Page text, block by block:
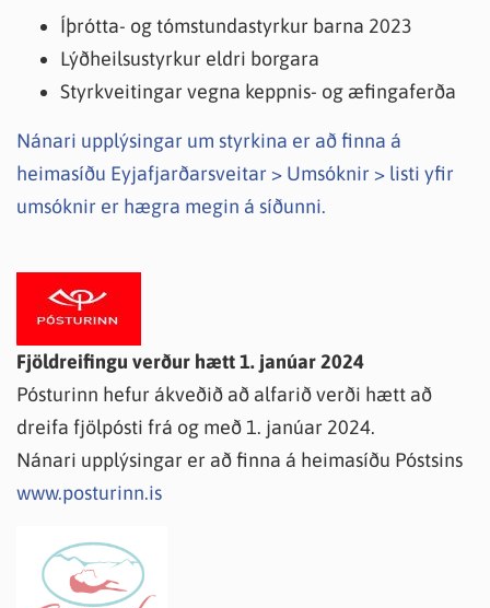
Íþrótta- og tómstundastyrkur barna 2023
Lýðheilsustyrkur eldri borgara
Styrkveitingar vegna keppnis- og æfingaferða
Nánari upplýsingar um styrkina er að finna á
heimasíðu Eyjafjarðarsveitar > Umsóknir > listi yfir
umsóknir er hægra megin á síðunni.
Fjöldreifingu verður hætt 1. janúar 2024
Pósturinn hefur ákveðið að alfarið verði hætt að
dreifa fjölpósti frá og með 1. janúar 2024.
Nánari upplýsingar er að finna á heimasíðu Póstsins
www.posturinn.is